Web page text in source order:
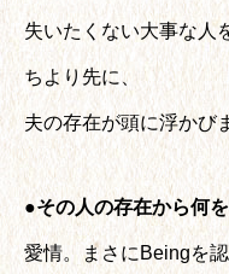
失いたくない大事な人
ちより先に、
夫の存在が頭に浮かび
●その人の存在から何
愛情。まさにBeingを